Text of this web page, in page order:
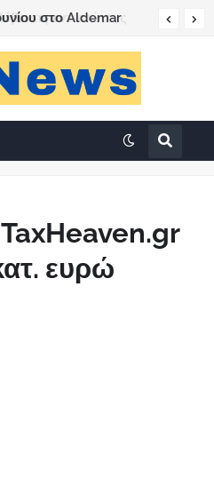
στο Aldemar
τις εντυπώσεις
ευρώ